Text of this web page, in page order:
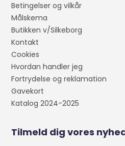
Betingelser og vilkår
Målskema
Butikken v/Silkeborg
Kontakt
Cookies
Hvordan handler jeg
Fortrydelse og reklamation
Gavekort
Katalog 2024-2025
Tilmeld dig vores